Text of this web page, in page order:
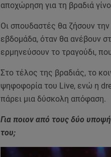
αποχώρηση για τη βραδιά
Οι σπουδαστές θα ζήσουν
εβδομάδα, όταν θα ανέβουν
ερμηνεύσουν το τραγούδι,
Στο τέλος της βραδιάς, το
ψηφοφορία του Live, ενώ η
πάρει μια δύσκολη απόφαση.
Για ποιον από τους δύο
του;